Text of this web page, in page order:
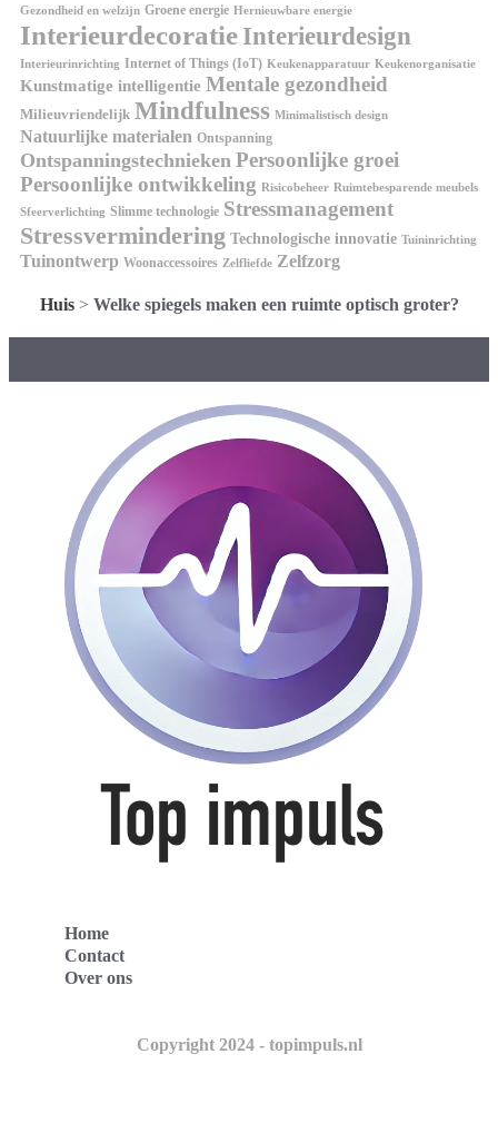
Gezondheid en welzijn Groene energie Hernieuwbare energie
InterieurdecoratieInterieurdesign
Interieurinrichting Internet of Things (IoT) Keukenapparatuur Keukenorganisatie
Kunstmatige intelligentie Mentale gezondheid
Milieuvriendelijk Mindfulness Minimalistisch design
Natuurlijke materialen Ontspanning
Ontspanningstechnieken Persoonlijke groei
Persoonlijke ontwikkeling Risicobeheer Ruimtebesparende meubels
Sfeerverlichting Slimme technologie Stressmanagement
Stressvermindering Technologische innovatie Tuininrichting
Tuinontwerp Woonaccessoires Zelfliefde Zelfzorg
Huis> Welke spiegels maken een ruimte optisch groter?
Home
Contact
Over ons
Copyright 2024 - topimpuls.nl